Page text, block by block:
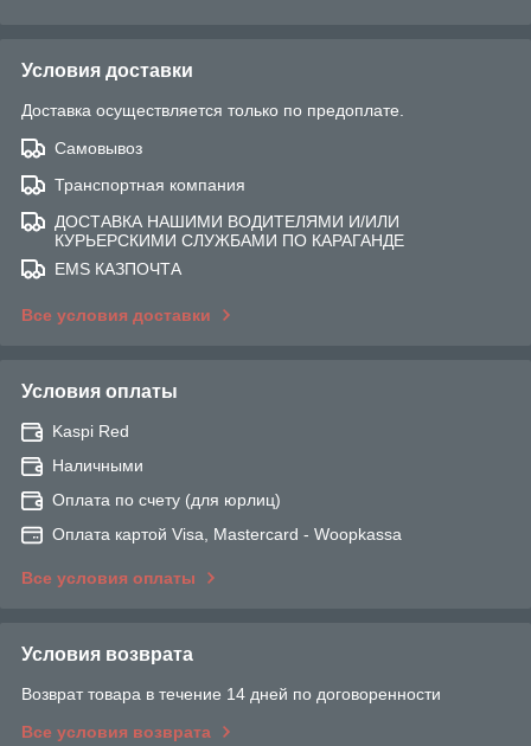
Условия доставки
Доставка осуществляется только по предоплате.
Самовывоз
Транспортная компания
ДОСТАВКА НАШИМИ ВОДИТЕЛЯМИ И/ИЛИ
КУРЬЕРСКИМИ СЛУЖБАМИ ПО КАРАГАНДЕ
EMS КАЗПОЧТА
Все условия доставки
Условия оплаты
Kaspi Red
Наличными
Оплата по счету (для юрлиц)
Оплата картой Visa, Mastercard - Woopkassa
Все условия оплаты
Условия возврата
Возврат товара в течение 14 дней по договоренности
Все условия возврата